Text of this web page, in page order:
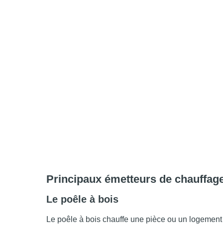
Principaux émetteurs de
Le poêle à bois
Le poêle à bois chauffe une pièce ou un